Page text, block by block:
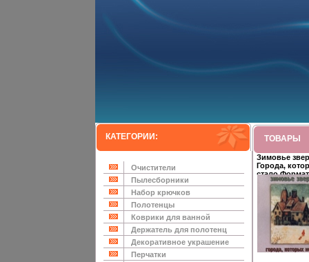
КАТЕГОРИИ:
Очистители
Пылесборники
Набор крючков
Полотенцы
Коврики для ванной
Держатель для полотенц
Декоративное украшение
Перчатки
ТОВАРЫ
Зимовье
Города,
стало
Audio CD
Петерсон
товары
Альбом
12758f.